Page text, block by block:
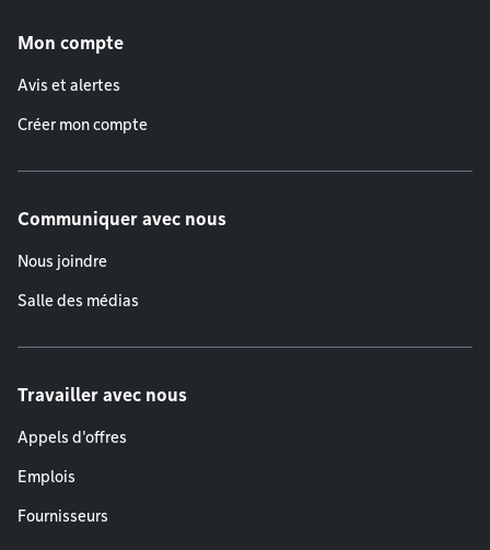
Mon compte
Avis et alertes
Créer mon compte
Communiquer avec nous
Nous joindre
Salle des médias
Travailler avec nous
Appels d'offres
Emplois
Fournisseurs